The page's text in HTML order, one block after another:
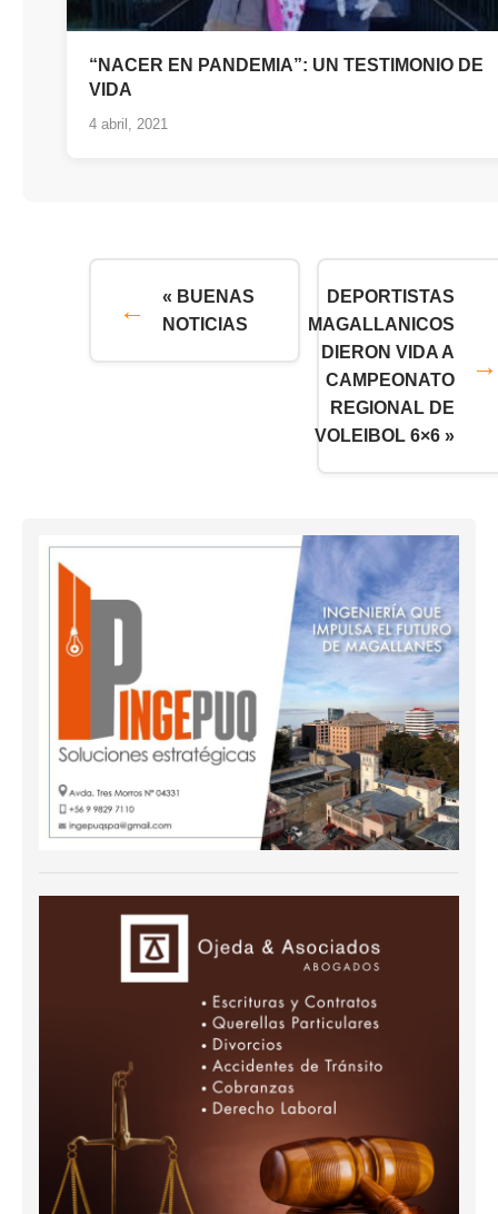
“NACER EN PANDEMIA”: UN TESTIMONIO DE
VIDA
4 abril, 2021
« BUENAS
NOTICIAS
DEPORTISTAS
MAGALLANICOS
DIERON VIDA A
CAMPEONATO
REGIONAL DE
VOLEIBOL 6×6 »